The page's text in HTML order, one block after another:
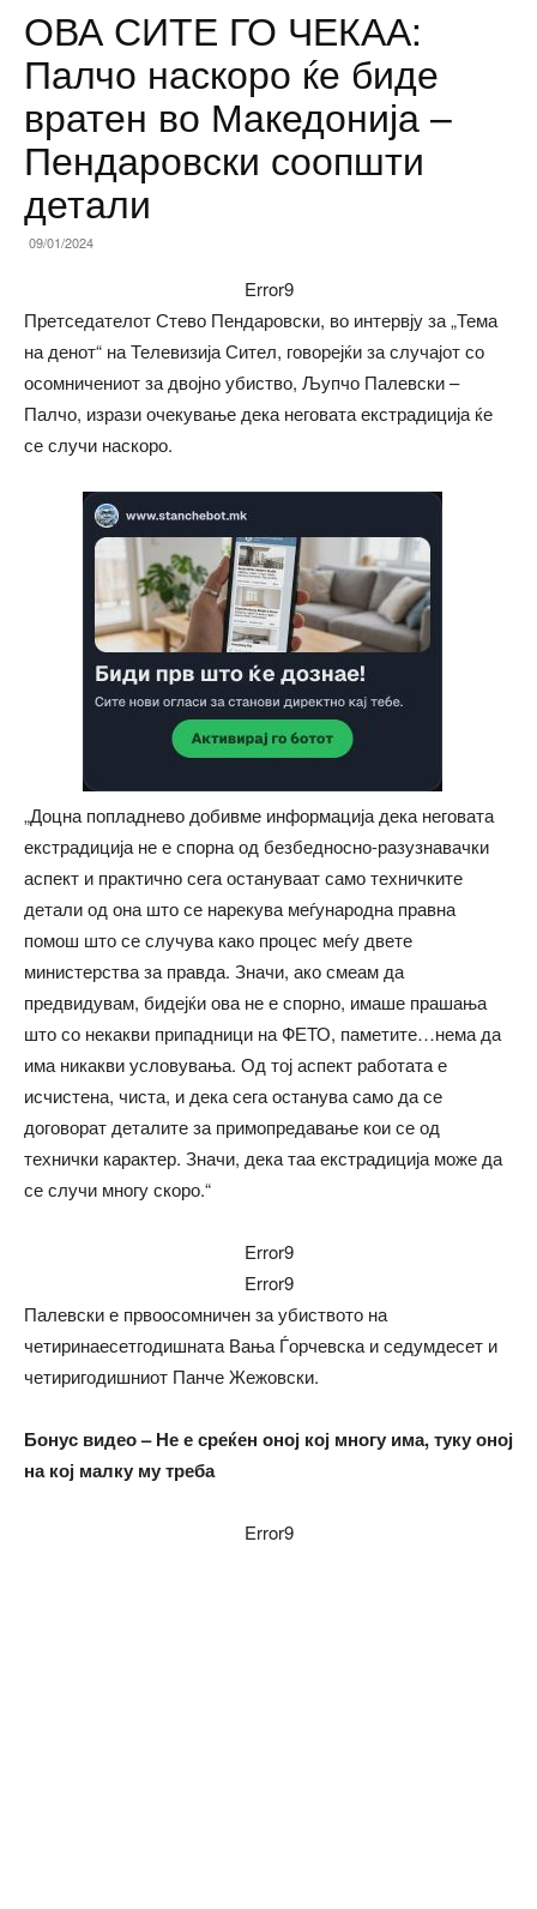
ОВА СИТЕ ГО ЧЕКАА:
Палчо наскоро ќе биде
вратен во Македонија –
Пендаровски соопшти
детали
09/01/2024
Error9
Претседателот Стево Пендаровски, во интервју за „Тема
на денот“ на Телевизија Сител, говорејќи за случајот со
осомничениот за двојно убиство, Љупчо Палевски –
Палчо, изрази очекување дека неговата екстрадиција ќе
се случи наскоро.
„Доцна попладнево добивме информација дека неговата
екстрадиција не е спорна од безбедносно-разузнавачки
аспект и практично сега остануваат само техничките
детали од она што се нарекува меѓународна правна
помош што се случува како процес меѓу двете
министерства за правда. Значи, ако смеам да
предвидувам, бидејќи ова не е спорно, имаше прашања
што со некакви припадници на ФЕТО, паметите…нема да
има никакви условувања. Од тој аспект работата е
исчистена, чиста, и дека сега останува само да се
договорат деталите за примопредавање кои се од
технички карактер. Значи, дека таа екстрадиција може да
се случи многу скоро.“
Error9
Error9
Палевски е првоосомничен за убиството на
четиринаесетгодишната Вања Ѓорчевска и седумдесет и
четиригодишниот Панче Жежовски.
Бонус видео – Не е среќен оној кој многу има, туку оној
на кој малку му треба
Error9